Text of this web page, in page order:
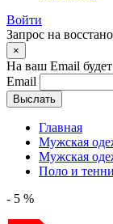
Войти
Запрос на
×
На ваш Email
Email
Выслать
Главная
Мужская
Мужская
Поло и
- 5 %